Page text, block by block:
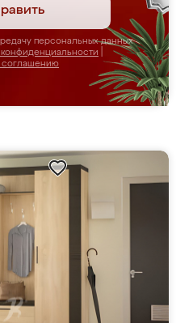
персональных данных
соглашению